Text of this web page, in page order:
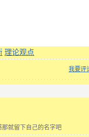
理论观点
我要评
就留下自己的名字吧